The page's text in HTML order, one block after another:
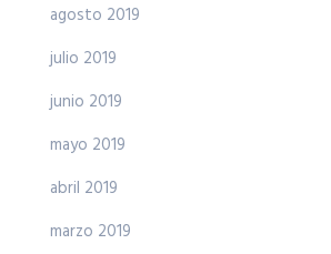
agosto 2019
julio 2019
junio 2019
mayo 2019
abril 2019
marzo 2019